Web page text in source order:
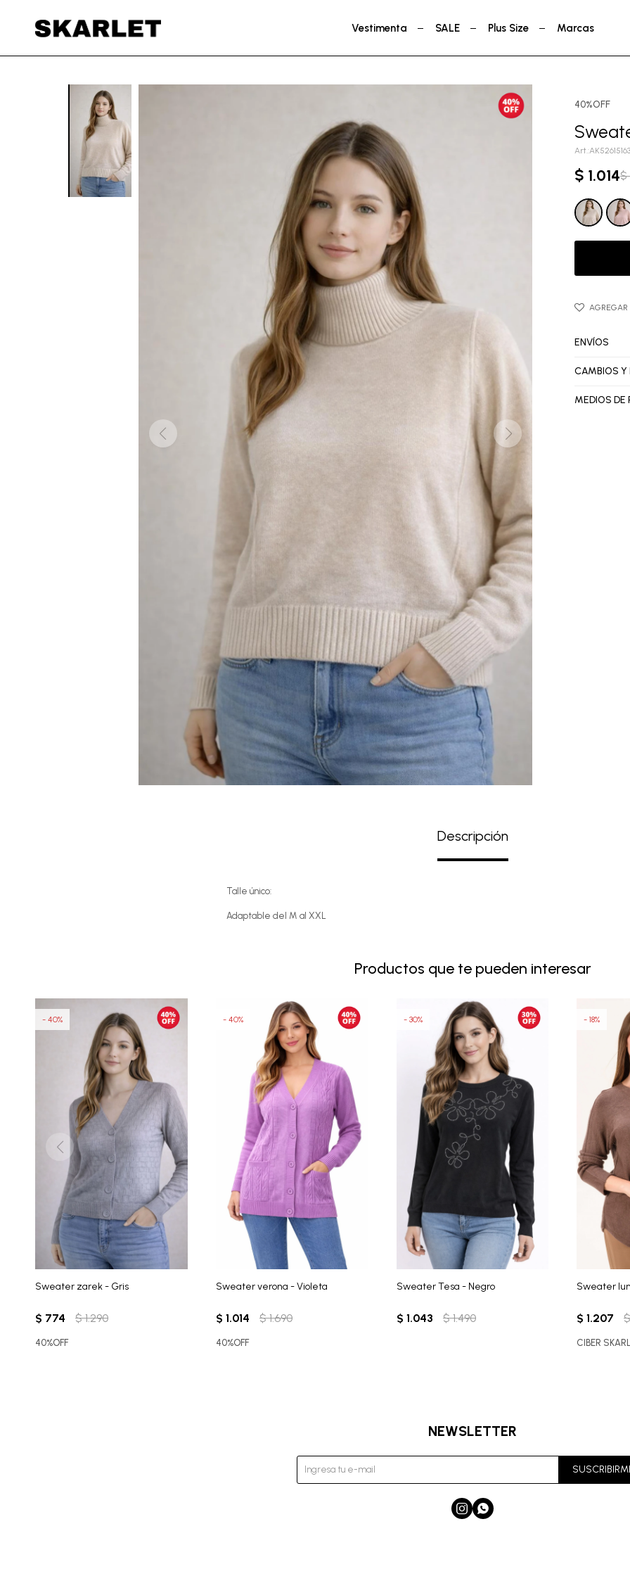
Vestimenta SALE Plus Size Marcas
40%OFF
AK52615163
$ 1.014$
ENVÍOS
CAMBIOS Y
MEDIOS DE
Descripción
Talle único:
Adaptable del M al XXL
Productos que te pueden interesar
Sweater zarek - Gris
$ 774 $ 1.290
40
40%OFF
Sweater verona - Violeta
$ 1.014 $ 1.690
40
40%OFF
Sweater Tesa - Negro
$ 1.043 $ 1.490
30
Sweater
$ 1.207
18
CIBER
NEWSLETTER
 